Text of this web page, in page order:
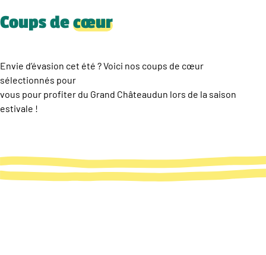
Coups decœur
Envie d’évasion cet été ? Voici nos coups de cœur
sélectionnés pour
vous pour profiter du Grand Châteaudun lors de la saison
estivale !